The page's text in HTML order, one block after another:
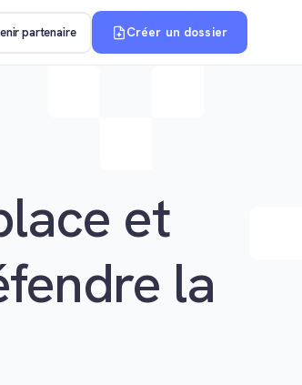
partenaire Créer un dossier
et
la